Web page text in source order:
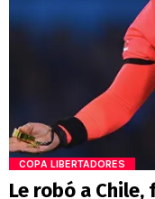
COPA LIBERTADORES
Le robó a